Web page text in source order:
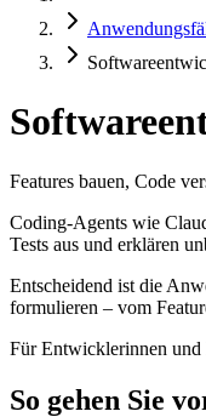
Features bauen, Code
Coding-Agents wie
Tests aus und erklären
Entscheidend ist die
formulieren – vom
Für Entwicklerinnen
So gehen Sie